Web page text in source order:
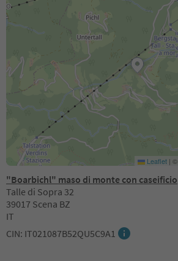
"Boarbichl" maso di monte con caseificio
Talle di Sopra 32
39017 Scena BZ
IT
CIN: IT021087B52QU5C9A1
Leaflet | ©